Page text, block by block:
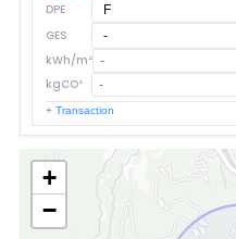
DPE
GES
kWh/m²
kgCO²
+ Transaction
+
−